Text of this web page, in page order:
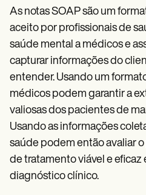
Códigos ICD
Procedure Codes
Modelo Superbill
Modelo de nota SOAP
Modelo de plano de tratamento
Informed Consent Form
Social Work Treatment Plans
DAR Note Template
Help Center
Demos
Training Hub
Switch to Carepatron
Become a Partner
As notas SOAP são um
aceito por profissionais de
saúde mental a médicos e
capturar informações do
entender. Usando um
médicos podem garantir a
valiosas dos pacientes de
Usando as informações
saúde podem então avaliar
de tratamento viável e eficaz
diagnóstico clínico.